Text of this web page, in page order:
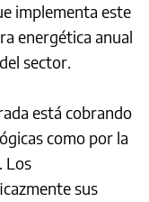
implementa este
energética anual
sector.
está cobrando
como por la
Los
sus